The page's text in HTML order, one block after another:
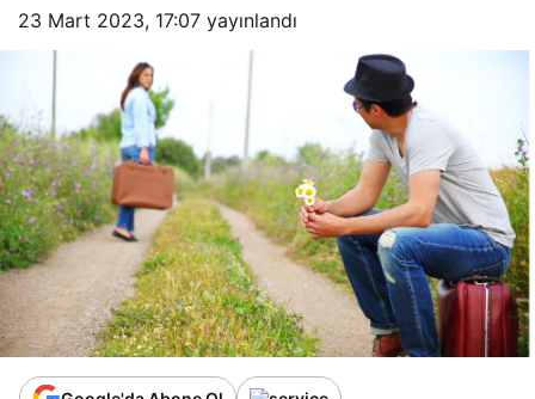
23 Mart 2023, 17:07 yayınlandı